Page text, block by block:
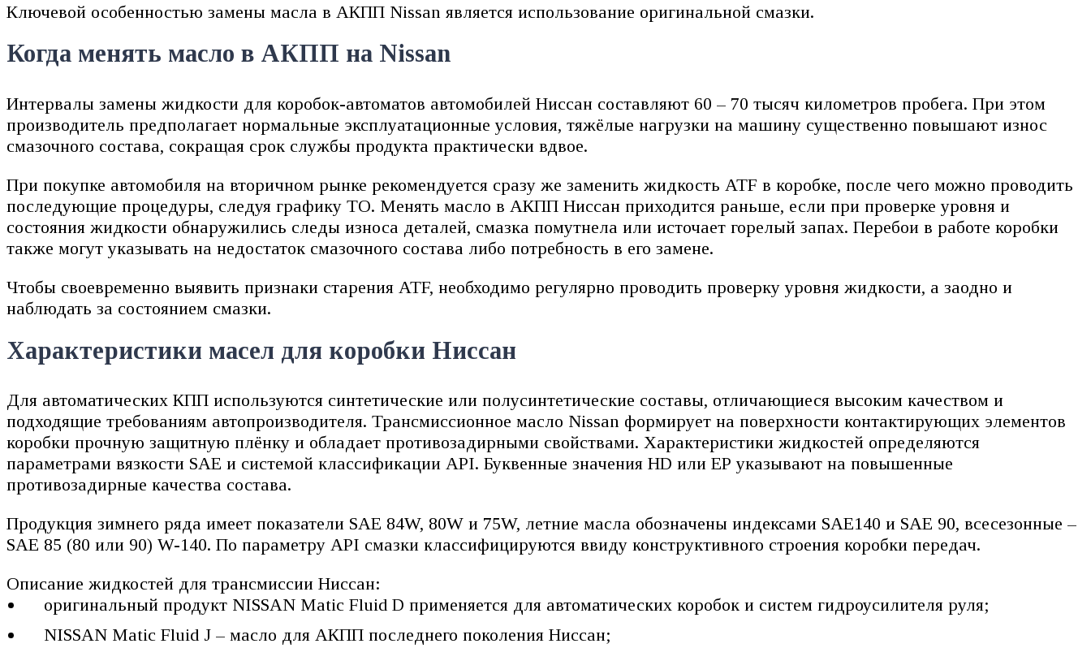
Ключевой особенностью замены масла в АКПП Nissan является использование оригинальной смазки.
Когда менять масло в АКПП на Nissan
Интервалы замены жидкости для коробок-автоматов автомобилей Ниссан составляют 60 – 70 тысяч километров пробега. При этом
производитель предполагает нормальные эксплуатационные условия, тяжёлые нагрузки на машину существенно повышают износ
смазочного состава, сокращая срок службы продукта практически вдвое.
При покупке автомобиля на вторичном рынке рекомендуется сразу же заменить жидкость ATF в коробке, после чего можно проводить
последующие процедуры, следуя графику ТО. Менять масло в АКПП Ниссан приходится раньше, если при проверке уровня и
состояния жидкости обнаружились следы износа деталей, смазка помутнела или источает горелый запах. Перебои в работе коробки
также могут указывать на недостаток смазочного состава либо потребность в его замене.
Чтобы своевременно выявить признаки старения ATF, необходимо регулярно проводить проверку уровня жидкости, а заодно и
наблюдать за состоянием смазки.
Характеристики масел для коробки Ниссан
Для автоматических КПП используются синтетические или полусинтетические составы, отличающиеся высоким качеством и
подходящие требованиям автопроизводителя. Трансмиссионное масло Nissan формирует на поверхности контактирующих элементов
коробки прочную защитную плёнку и обладает противозадирными свойствами. Характеристики жидкостей определяются
параметрами вязкости SAE и системой классификации API. Буквенные значения HD или ЕР указывают на повышенные
противозадирные качества состава.
Продукция зимнего ряда имеет показатели SAE 84W, 80W и 75W, летние масла обозначены индексами SAE140 и SAE 90, всесезонные –
SAE 85 (80 или 90) W-140. По параметру API смазки классифицируются ввиду конструктивного строения коробки передач.
Описание жидкостей для трансмиссии Ниссан:
оригинальный продукт NISSAN Matic Fluid D применяется для автоматических коробок и систем гидроусилителя руля;
NISSAN Matic Fluid J – масло для АКПП последнего поколения Ниссан;